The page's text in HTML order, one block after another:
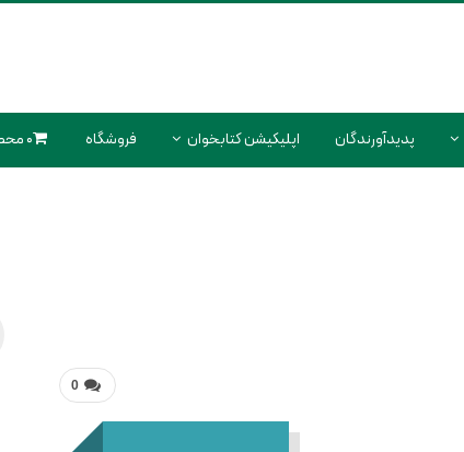
پدیدآورندگان اپلیکیشن کتابخوان فروشگاه 0 محصول
0